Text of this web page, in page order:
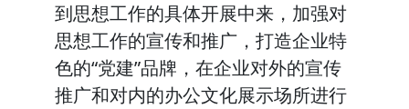
到思想工作的具体开展中来，加强对
思想工作的宣传和推广，打造企业特
色的“党建”品牌，在企业对外的宣传
推广和对内的办公文化展示场所进行